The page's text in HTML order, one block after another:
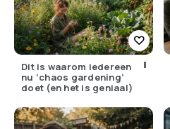
Dit is waarom iedereen
nu ‘chaos gardening’
doet (en het is geniaal)